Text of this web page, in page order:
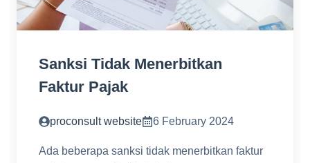
Sanksi Tidak Menerbitkan
Faktur Pajak
proconsult website 6 February 2024
Ada beberapa sanksi tidak menerbitkan faktur